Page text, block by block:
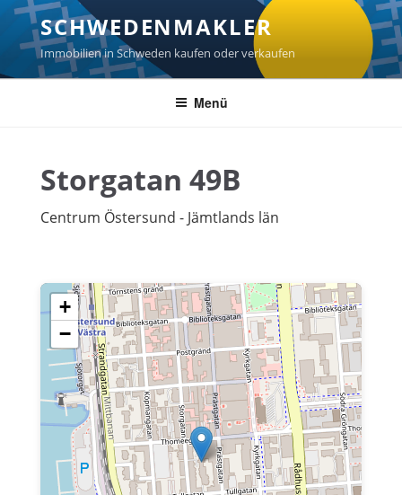
Zum
Inhalt
springen
SCHWEDENMAKLER
Immobilien in Schweden kaufen oder verkaufen
Menü
Storgatan 49B
Centrum Östersund - Jämtlands län
+
−